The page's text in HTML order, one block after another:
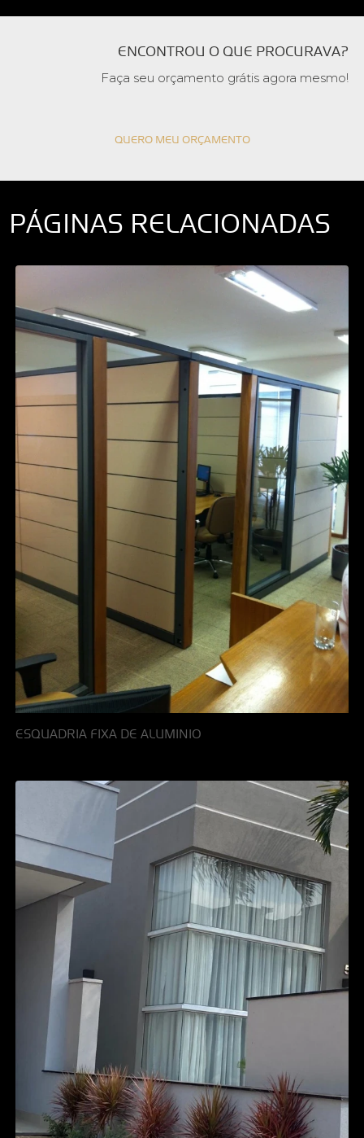
ENCONTROU O QUE PROCURAVA?
Faça seu orçamento grátis agora mesmo!
QUERO MEU ORÇAMENTO
PÁGINAS RELACIONADAS
ESQUADRIA FIXA DE ALUMINIO